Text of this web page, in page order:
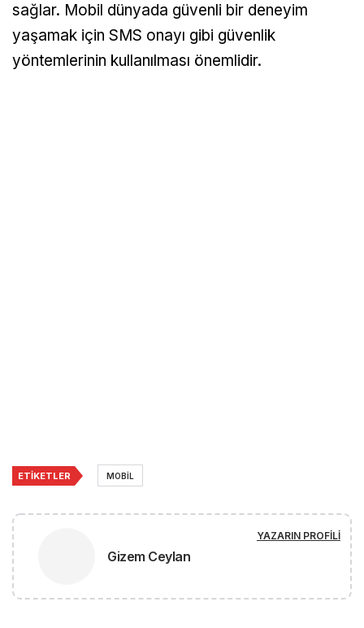
sağlar. Mobil dünyada güvenli bir deneyim
yaşamak için SMS onayı gibi güvenlik
yöntemlerinin kullanılması önemlidir.
ETIKETLER MOBIL
Gizem Ceylan
YAZARIN PROFILI